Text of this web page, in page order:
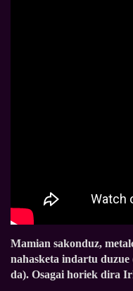
Mamian sakonduz,
nahasketa indartu duzue
da). Osagai horiek dira